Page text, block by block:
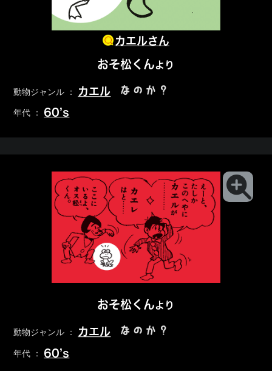
カエルさん
おそ松くんより
動物ジャンル ： カエル なのか？
年代 ： 60’s
おそ松くんより
動物ジャンル ： カエル なのか？
年代 ： 60’s